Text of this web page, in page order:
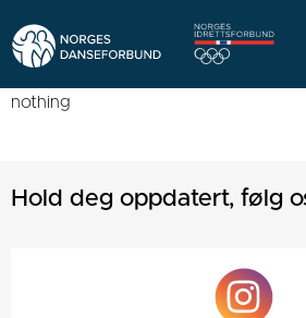
nothing
Hold deg oppdatert, følg